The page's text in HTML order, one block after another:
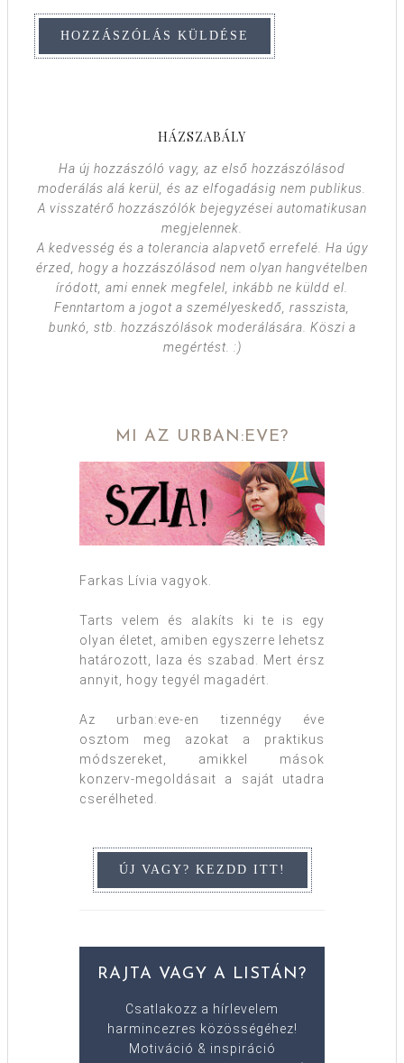
HÁZSZABÁLY
Ha új hozzászóló vagy, az első hozzászólásod
moderálás alá kerül, és az elfogadásig nem publikus.
A visszatérő hozzászólók bejegyzései automatikusan
megjelennek.
A kedvesség és a tolerancia alapvető errefelé. Ha úgy
érzed, hogy a hozzászólásod nem olyan hangvételben
íródott, ami ennek megfelel, inkább ne küldd el.
Fenntartom a jogot a személyeskedő, rasszista,
bunkó, stb. hozzászólások moderálására. Köszi a
megértést. :)
MI AZ URBAN:EVE?
Farkas Lívia vagyok.
Tarts velem és alakíts ki te is egy
olyan életet, amiben egyszerre lehetsz
határozott, laza és szabad. Mert érsz
annyit, hogy tegyél magadért.
Az urban:eve-en tizennégy éve
osztom meg azokat a praktikus
módszereket, amikkel mások
konzerv-megoldásait a saját utadra
cserélheted.
RAJTA VAGY A LISTÁN?
Csatlakozz a hírlevelem
harmincezres közösségéhez!
Motiváció & inspiráció